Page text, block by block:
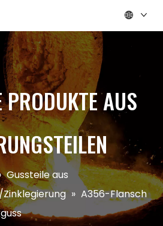
PRODUKTE AUS
Gussteile aus
» A356-Flansch